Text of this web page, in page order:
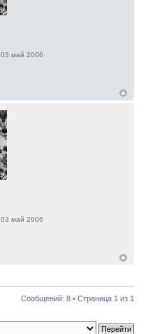
03 май 2006
03 май 2006
Сообщений: 8 • Страница 1 из 1